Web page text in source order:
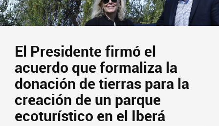
El Presidente firmó el
acuerdo que formaliza la
donación de tierras para la
creación de un parque
ecoturístico en el Iberá